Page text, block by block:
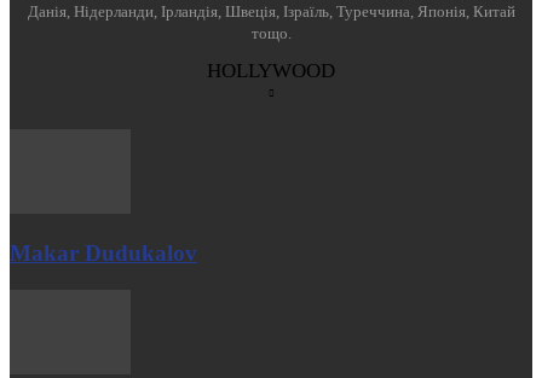
Данія, Нідерланди, Ірландія, Швеція, Ізраїль, Туреччина, Японія, Китай
тощо.
HOLLYWOOD
Makar Dudukalov